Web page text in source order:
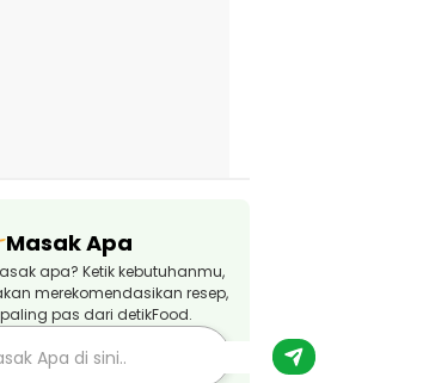
Masak Apa
apa? Ketik kebutuhanmu,
merekomendasikan resep,
pas dari detikFood.